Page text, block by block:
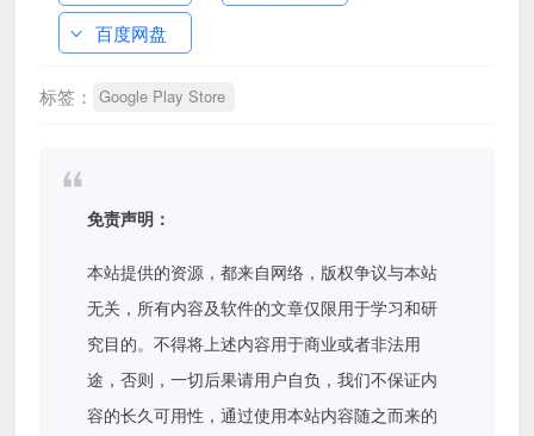
百度网盘
标签： Google Play Store
免责声明：
本站提供的资源，都来自网络，版权争议与本站
无关，所有内容及软件的文章仅限用于学习和研
究目的。不得将上述内容用于商业或者非法用
途，否则，一切后果请用户自负，我们不保证内
容的长久可用性，通过使用本站内容随之而来的